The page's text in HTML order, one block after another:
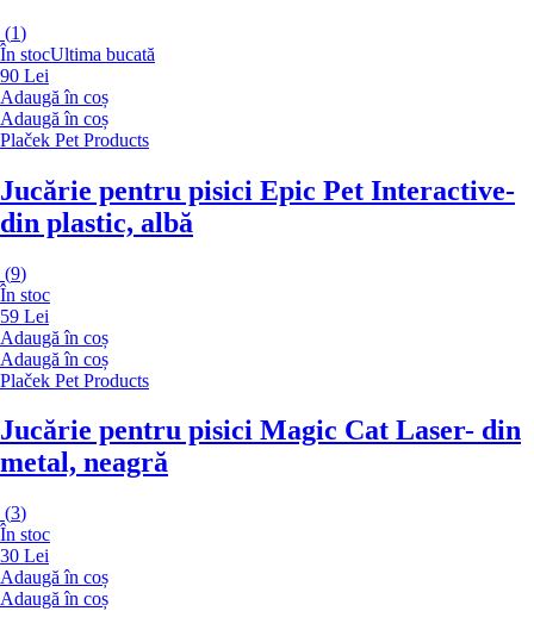
(1)
În stocUltima bucată
90 Lei
Adaugă în coș
Adaugă în coș
Plaček Pet Products
Jucărie pentru pisici Epic Pet Interactive-
din plastic, albă
(9)
În stoc
59 Lei
Adaugă în coș
Adaugă în coș
Plaček Pet Products
Jucărie pentru pisici Magic Cat Laser- din
metal, neagră
(3)
În stoc
30 Lei
Adaugă în coș
Adaugă în coș